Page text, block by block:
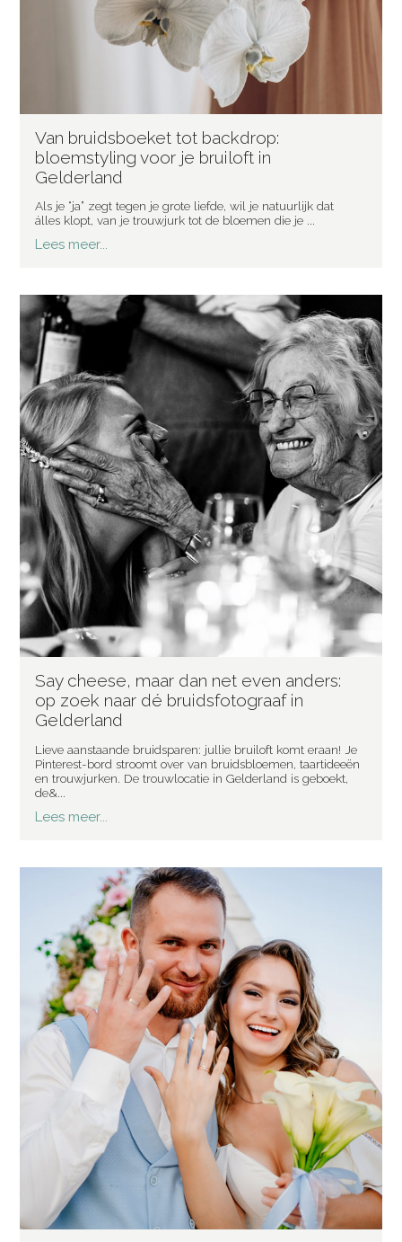
Van bruidsboeket tot backdrop:
bloemstyling voor je bruiloft in
Gelderland
Als je “ja” zegt tegen je grote liefde, wil je natuurlijk dat
álles klopt, van je trouwjurk tot de bloemen die je ...
Lees meer...
Say cheese, maar dan net even anders:
op zoek naar dé bruidsfotograaf in
Gelderland
Lieve aanstaande bruidsparen: jullie bruiloft komt eraan! Je
Pinterest-bord stroomt over van bruidsbloemen, taartideeën
en trouwjurken. De trouwlocatie in Gelderland is geboekt,
de&...
Lees meer...